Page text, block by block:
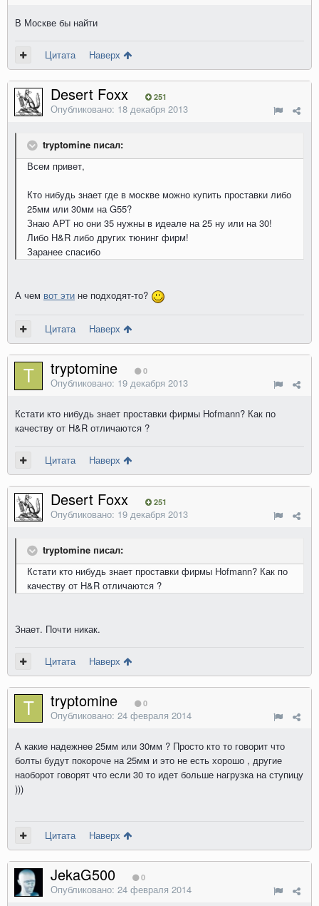
В Москве бы найти
Цитата Наверх
Desert Foxx 251
Опубликовано: 18 декабря 2013
tryptomine писал:
Всем привет,
Кто нибудь знает где в москве можно купить проставки либо
25мм или 30мм на G55?
Знаю АРТ но они 35 нужны в идеале на 25 ну или на 30!
Либо Н&R либо других тюнинг фирм!
Заранее спасибо
А чем вот эти не подходят-то?
Цитата Наверх
tryptomine 0
Опубликовано: 19 декабря 2013
Кстати кто нибудь знает проставки фирмы Hofmann? Как по
качеству от H&R отличаются ?
Цитата Наверх
Desert Foxx 251
Опубликовано: 19 декабря 2013
tryptomine писал:
Кстати кто нибудь знает проставки фирмы Hofmann? Как по
качеству от H&R отличаются ?
Знает. Почти никак.
Цитата Наверх
tryptomine 0
Опубликовано: 24 февраля 2014
А какие надежнее 25мм или 30мм ? Просто кто то говорит что
болты будут покороче на 25мм и это не есть хорошо , другие
наоборот говорят что если 30 то идет больше нагрузка на ступицу
)))
Цитата Наверх
JekaG500 0
Опубликовано: 24 февраля 2014